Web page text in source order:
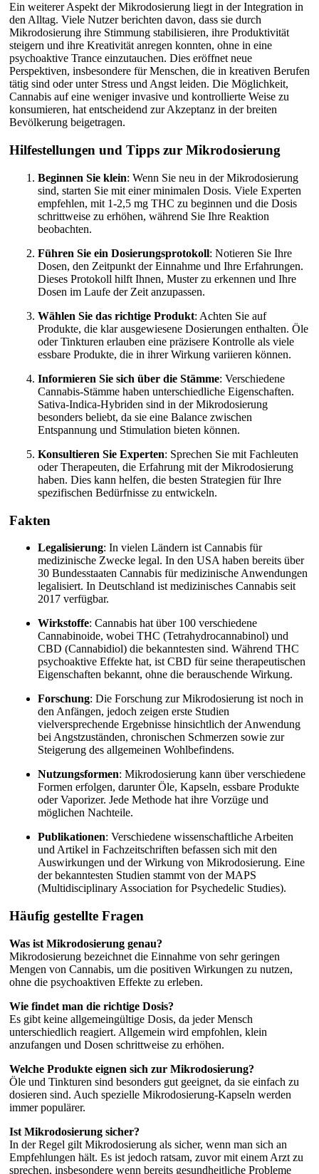
Ein weiterer Aspekt der Mikrodosierung liegt in der Integration in
den Alltag. Viele Nutzer berichten davon, dass sie durch
Mikrodosierung ihre Stimmung stabilisieren, ihre Produktivität
steigern und ihre Kreativität anregen konnten, ohne in eine
psychoaktive Trance einzutauchen. Dies eröffnet neue
Perspektiven, insbesondere für Menschen, die in kreativen Berufen
tätig sind oder unter Stress und Angst leiden. Die Möglichkeit,
Cannabis auf eine weniger invasive und kontrollierte Weise zu
konsumieren, hat entscheidend zur Akzeptanz in der breiten
Bevölkerung beigetragen.
Hilfestellungen und Tipps zur Mikrodosierung
Beginnen Sie klein: Wenn Sie neu in der Mikrodosierung
sind, starten Sie mit einer minimalen Dosis. Viele Experten
empfehlen, mit 1-2,5 mg THC zu beginnen und die Dosis
schrittweise zu erhöhen, während Sie Ihre Reaktion
beobachten.
Führen Sie ein Dosierungsprotokoll: Notieren Sie Ihre
Dosen, den Zeitpunkt der Einnahme und Ihre Erfahrungen.
Dieses Protokoll hilft Ihnen, Muster zu erkennen und Ihre
Dosen im Laufe der Zeit anzupassen.
Wählen Sie das richtige Produkt: Achten Sie auf
Produkte, die klar ausgewiesene Dosierungen enthalten. Öle
oder Tinkturen erlauben eine präzisere Kontrolle als viele
essbare Produkte, die in ihrer Wirkung variieren können.
Informieren Sie sich über die Stämme: Verschiedene
Cannabis-Stämme haben unterschiedliche Eigenschaften.
Sativa-Indica-Hybriden sind in der Mikrodosierung
besonders beliebt, da sie eine Balance zwischen
Entspannung und Stimulation bieten können.
Konsultieren Sie Experten: Sprechen Sie mit Fachleuten
oder Therapeuten, die Erfahrung mit der Mikrodosierung
haben. Dies kann helfen, die besten Strategien für Ihre
spezifischen Bedürfnisse zu entwickeln.
Fakten
Legalisierung: In vielen Ländern ist Cannabis für
medizinische Zwecke legal. In den USA haben bereits über
30 Bundesstaaten Cannabis für medizinische Anwendungen
legalisiert. In Deutschland ist medizinisches Cannabis seit
2017 verfügbar.
Wirkstoffe: Cannabis hat über 100 verschiedene
Cannabinoide, wobei THC (Tetrahydrocannabinol) und
CBD (Cannabidiol) die bekanntesten sind. Während THC
psychoaktive Effekte hat, ist CBD für seine therapeutischen
Eigenschaften bekannt, ohne die berauschende Wirkung.
Forschung: Die Forschung zur Mikrodosierung ist noch in
den Anfängen, jedoch zeigen erste Studien
vielversprechende Ergebnisse hinsichtlich der Anwendung
bei Angstzuständen, chronischen Schmerzen sowie zur
Steigerung des allgemeinen Wohlbefindens.
Nutzungsformen: Mikrodosierung kann über verschiedene
Formen erfolgen, darunter Öle, Kapseln, essbare Produkte
oder Vaporizer. Jede Methode hat ihre Vorzüge und
möglichen Nachteile.
Publikationen: Verschiedene wissenschaftliche Arbeiten
und Artikel in Fachzeitschriften befassen sich mit den
Auswirkungen und der Wirkung von Mikrodosierung. Eine
der bekanntesten Studien stammt von der MAPS
(Multidisciplinary Association for Psychedelic Studies).
Häufig gestellte Fragen
Was ist Mikrodosierung genau?
Mikrodosierung bezeichnet die Einnahme von sehr geringen
Mengen von Cannabis, um die positiven Wirkungen zu nutzen,
ohne die psychoaktiven Effekte zu erleben.
Wie findet man die richtige Dosis?
Es gibt keine allgemeingültige Dosis, da jeder Mensch
unterschiedlich reagiert. Allgemein wird empfohlen, klein
anzufangen und Dosen schrittweise zu erhöhen.
Welche Produkte eignen sich zur Mikrodosierung?
Öle und Tinkturen sind besonders gut geeignet, da sie einfach zu
dosieren sind. Auch spezielle Mikrodosierung-Kapseln werden
immer populärer.
Ist Mikrodosierung sicher?
In der Regel gilt Mikrodosierung als sicher, wenn man sich an
Empfehlungen hält. Es ist jedoch ratsam, zuvor mit einem Arzt zu
sprechen, insbesondere wenn bereits gesundheitliche Probleme